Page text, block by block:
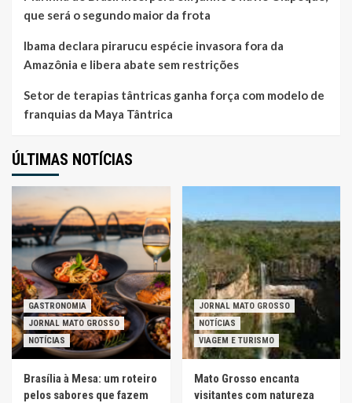
que será o segundo maior da frota
Ibama declara pirarucu espécie invasora fora da
Amazônia e libera abate sem restrições
Setor de terapias tântricas ganha força com modelo de
franquias da Maya Tântrica
ÚLTIMAS NOTÍCIAS
GASTRONOMIA
JORNAL MATO GROSSO
NOTÍCIAS
Brasília à Mesa: um roteiro
pelos sabores que fazem
JORNAL MATO GROSSO
NOTÍCIAS
VIAGEM E TURISMO
Mato Grosso encanta
visitantes com natureza